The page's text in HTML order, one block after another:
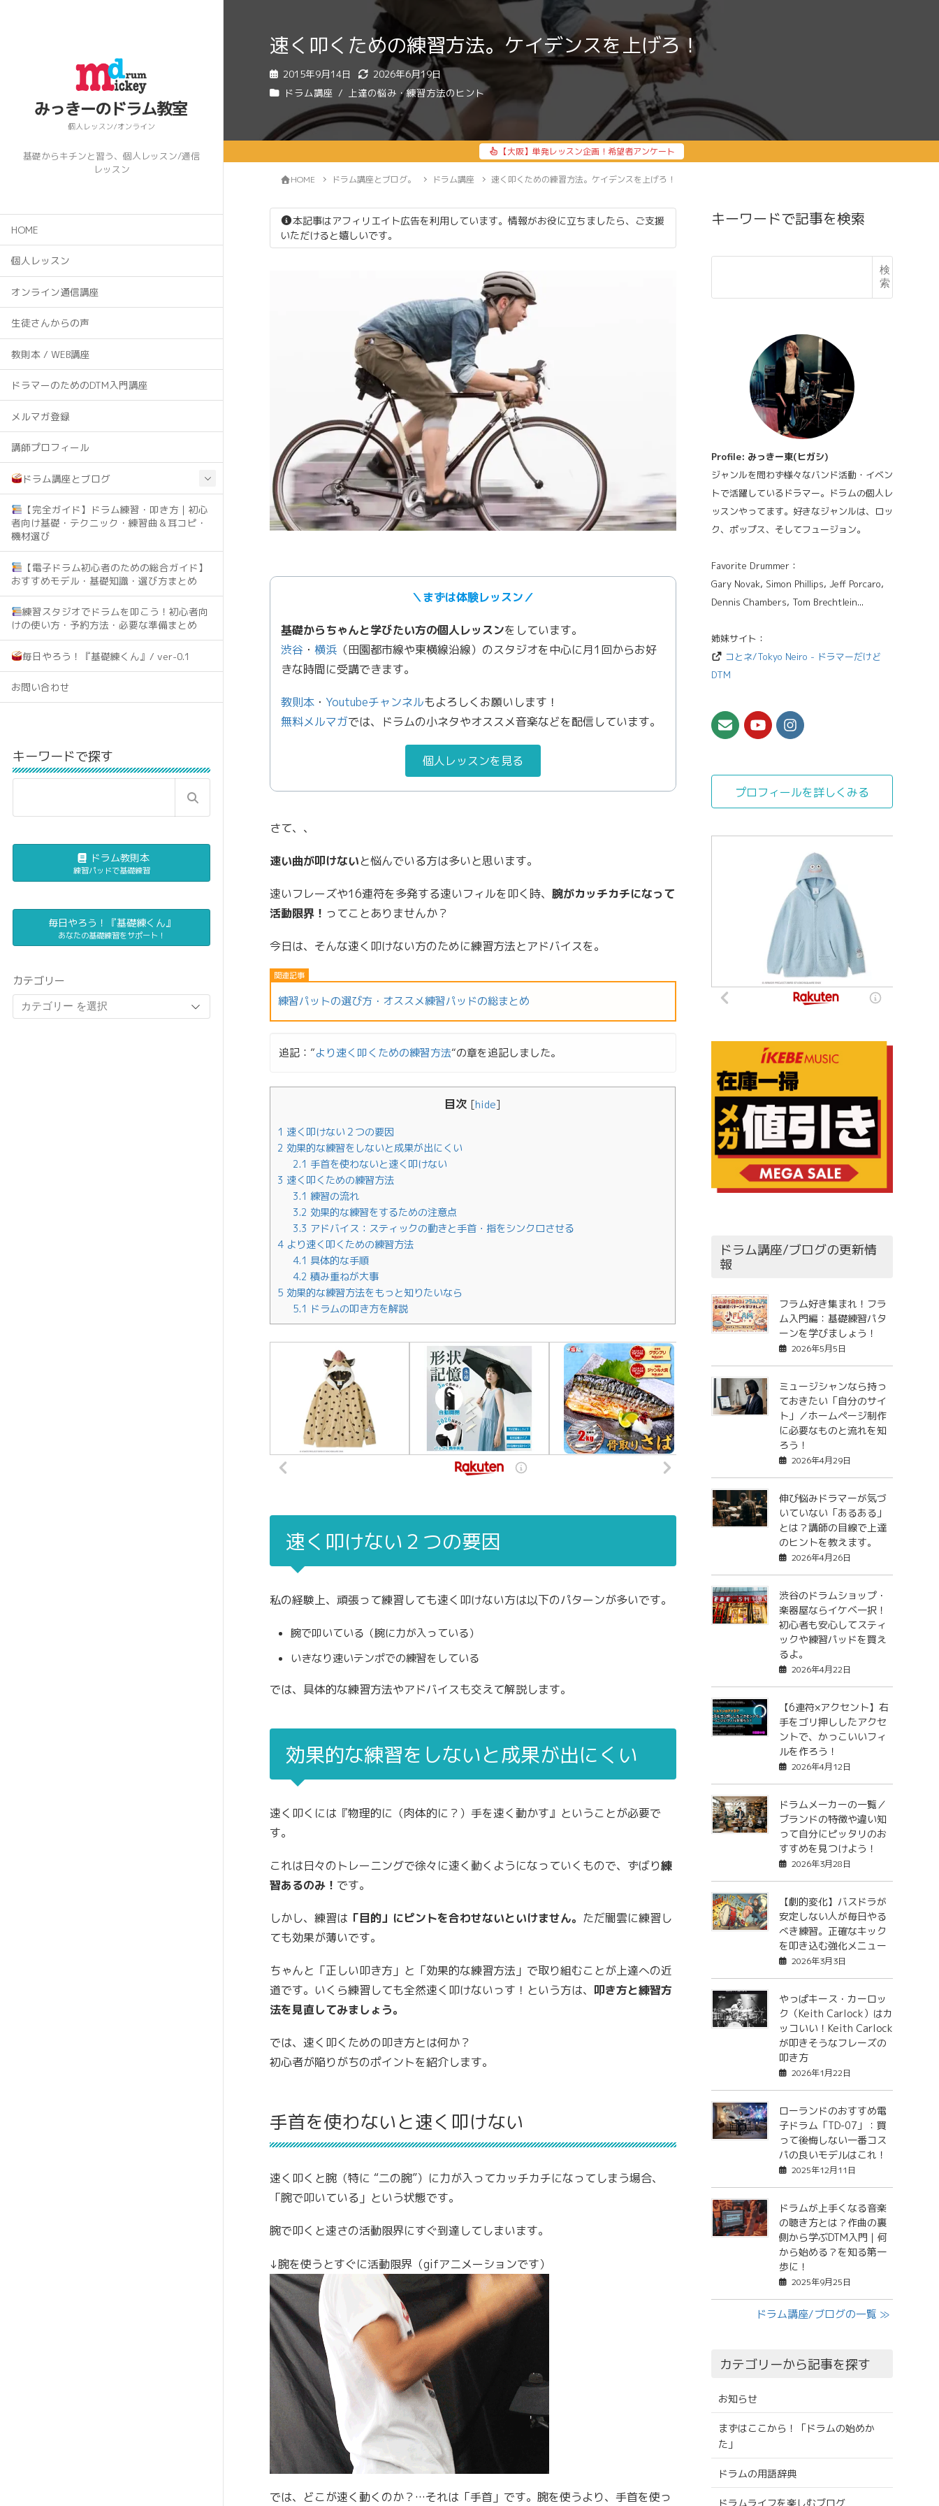
基礎からキチンと習う、個人レッスン/通信
レッスン
HOME
個人レッスン
オンライン通信講座
生徒さんからの声
教則本 / WEB講座
ドラマーのためのDTM入門講座
メルマガ登録
講師プロフィール
ドラム講座とブログ
【完全ガイド】ドラム練習・叩き方｜初心
者向け基礎・テクニック・練習曲＆耳コピ・
機材選び
【電子ドラム初心者のための総合ガイド】
おすすめモデル・基礎知識・選び方まとめ
練習スタジオでドラムを叩こう！初心者向
けの使い方・予約方法・必要な準備まとめ
毎日やろう！『基礎練くん』/ ver-0.1
お問い合わせ
キーワードで探す
ドラム教則本
練習パッドで基礎練習
毎日やろう！『基礎練くん』
あなたの基礎練習をサポート！
カテゴリー
速く叩くための練習方法。ケイデンスを上げろ！
2015年9月14日
2026年6月19日
ドラム講座
上達の悩み・練習方法のヒント
【大阪】単発レッスン企画！希望者アンケート
HOME ドラム講座とブログ。 ドラム講座 速く叩くための練習方法。ケイデンスを上げろ！
本記事はアフィリエイト広告を利用しています。情報がお役に立ちましたら、ご支援
いただけると嬉しいです。
＼まずは体験レッスン／
基礎からちゃんと学びたい方の個人レッスンをしています。
渋谷 ・横浜 （田園都市線や東横線沿線）のスタジオを中心に月1回からお好
きな時間に受講できます。
教則本 ・Youtubeチャンネルもよろしくお願いします！
無料メルマガでは、ドラムの小ネタやオススメ音楽などを配信しています。
個人レッスンを見る
さて、、
速い曲が叩けないと悩んでいる方は多いと思います。
速いフレーズや16連符を多発する速いフィルを叩く時、腕がカッチカチになって
活動限界！ ってことありませんか？
今日は、そんな速く叩けない方のために練習方法とアドバイスを。
練習パットの選び方・オススメ練習パッドの総まとめ
追記：”より速く叩くための練習方法“の章を追記しました。
目次 [hide]
1 速く叩けない２つの要因
2 効果的な練習をしないと成果が出にくい
2.1 手首を使わないと速く叩けない
3 速く叩くための練習方法
3.1 練習の流れ
3.2 効果的な練習をするための注意点
3.3 アドバイス：スティックの動きと手首・指をシンクロさせる
4 より速く叩くための練習方法
4.1 具体的な手順
4.2 積み重ねが大事
5 効果的な練習方法をもっと知りたいなら
5.1 ドラムの叩き方を解説
速く叩けない２つの要因
私の経験上、頑張って練習しても速く叩けない方は以下のパターンが多いです。
腕で叩いている（腕に力が入っている）
いきなり速いテンポでの練習をしている
では、具体的な練習方法やアドバイスも交えて解説します。
効果的な練習をしないと成果が出にくい
速く叩くには『物理的に（肉体的に？）手を速く動かす』ということが必要で
す。
これは日々のトレーニングで徐々に速く動くようになっていくもので、ずばり練
習あるのみ！ です。
しかし、練習は 「目的」にピントを合わせないといけません。 ただ闇雲に練習し
ても効果が薄いです。
ちゃんと「正しい叩き方」と「効果的な練習方法」で取り組むことが上達への近
道です。いくら練習しても全然速く叩けないっす！という方は、 叩き方と練習方
法を見直してみましょう。
では、速く叩くための叩き方とは何か？
初心者が陥りがちのポイントを紹介します。
手首を使わないと速く叩けない
速く叩くと腕（特に “二の腕”）に力が入ってカッチカチになってしまう場合、
「腕で叩いている」という状態です。
腕で叩くと速さの活動限界にすぐ到達してしまいます。
↓腕を使うとすぐに活動限界（gifアニメーションです）
では、どこが速く動くのか？…それは「手首」です。腕を使うより、手首を使っ
キーワードで記事を検索
検
索
Profile: みっきー東(ヒガシ)
ジャンルを問わず様々なバンド活動・イベン
トで活躍しているドラマー。ドラムの個人レ
ッスンやってます。好きなジャンルは、ロッ
ク、ポップス、そしてフュージョン。
Favorite Drummer：
Gary Novak, Simon Phillips, Jeff Porcaro,
Dennis Chambers, Tom Brechtlein...
姉妹サイト：
コとネ/Tokyo Neiro - ドラマーだけど
DTM
プロフィールを詳しくみる
ドラム講座/ブログの更新情
報
フラム好き集まれ！フラ
ム入門編：基礎練習パタ
ーンを学びましょう！
2026年5月5日
ミュージシャンなら持っ
ておきたい「自分のサイ
ト」／ホームページ制作
に必要なものと流れを知
ろう！
2026年4月29日
伸び悩みドラマーが気づ
いていない「あるある」
とは？講師の目線で上達
のヒントを教えます。
2026年4月26日
渋谷のドラムショップ・
楽器屋ならイケベ一択！
初心者も安心してスティ
ックや練習パッドを買え
るよ。
2026年4月22日
【6連符×アクセント】右
手をゴリ押ししたアクセ
ントで、かっこいいフィ
ルを作ろう！
2026年4月12日
ドラムメーカーの一覧／
ブランドの特徴や違い知
って自分にピッタリのお
すすめを見つけよう！
2026年3月28日
【劇的変化】バスドラが
安定しない人が毎日やる
べき練習。正確なキック
を叩き込む強化メニュー
2026年3月3日
やっぱキース・カーロッ
ク（Keith Carlock）はカ
ッコいい！Keith Carlock
が叩きそうなフレーズの
叩き方
2026年1月22日
ローランドのおすすめ電
子ドラム「TD-07」：買
って後悔しない一番コス
パの良いモデルはこれ！
2025年12月11日
ドラムが上手くなる音楽
の聴き方とは？作曲の裏
側から学ぶDTM入門｜何
から始める？を知る第一
歩に！
2025年9月25日
ドラム講座/ブログの一覧 ≫
カテゴリーから記事を探す
お知らせ
まずはここから！「ドラムの始めか
た」
ドラムの用語辞典
ドラムライフを楽しむブログ